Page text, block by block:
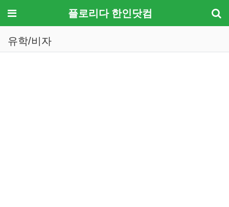
메뉴 플로리다 한인닷컴
유학/비자